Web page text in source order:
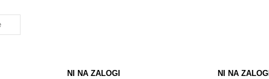
NI NA ZALOGI NI NA ZALOGI